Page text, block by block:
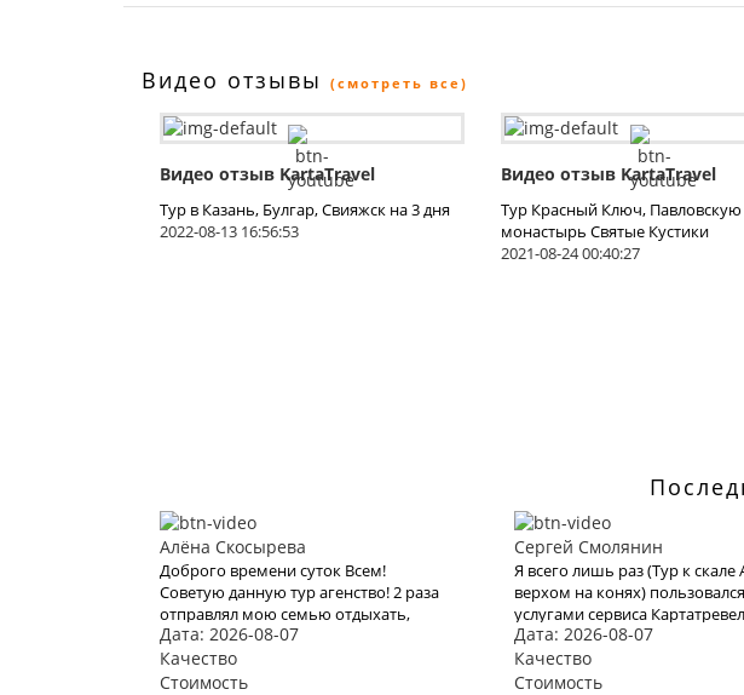
Видео отзывы (смотреть все)
Видео отзыв KartaTravel
Тур в Казань, Булгар, Свияжск на 3 дня
2022-08-13 16:56:53
Видео отзыв KartaTravel
Тур Красный Ключ,
монастырь Святые Кустики
2021-08-24 00:40:27
Алёна Скосырева
Доброго времени суток Всем!
Советую данную тур агенство! 2 раза
отправлял мою семью отдыхать,
один раз Тур в Казань на 2 дня в
начале 2020 года, и второй раз
решили полететь на моря а именно
Дата: 2026-08-07
Качество
Стоимость
Сергей Смолянин
Я всего лишь раз (Тур к скале
верхом на конях) пользовался
услугами сервиса
этого мне хватило, чтобы
что это качественная
бронирования туров. Хочу
Дата: 2026-08-07
Качество
Стоимость